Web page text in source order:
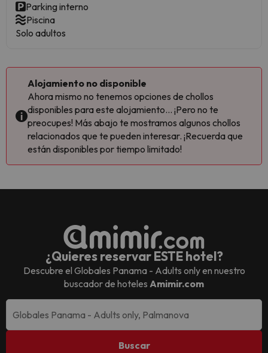
Parking interno
Piscina
Solo adultos
Alojamiento no disponible
Ahora mismo no tenemos opciones de chollos
disponibles para este alojamiento... ¡Pero no te
preocupes! Más abajo te mostramos algunos chollos
relacionados que te pueden interesar. ¡Recuerda que
están disponibles por tiempo limitado!
¿Quieres reservar ESTE hotel?
Descubre el Globales Panama - Adults onlyen nuestro
buscador de hoteles Amimir.com
Buscar